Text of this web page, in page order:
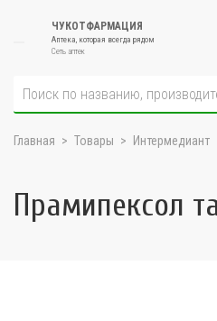
ЧУКОТФАРМАЦИЯ
Аптека, которая всегда рядом
Сеть аптек
Главная Товары Интермедиант
Прамипексол